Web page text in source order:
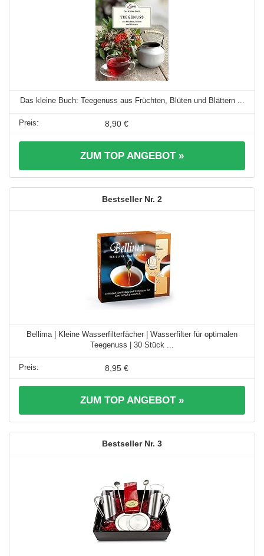
Das kleine Buch: Teegenuss aus Früchten, Blüten und Blättern ...
8,90 €
ZUM TOP ANGEBOT »
2
Bellima | Kleine Wasserfilterfächer | Wasserfilter für optimalen
Teegenuss | 30 Stück ...
8,95 €
ZUM TOP ANGEBOT »
3